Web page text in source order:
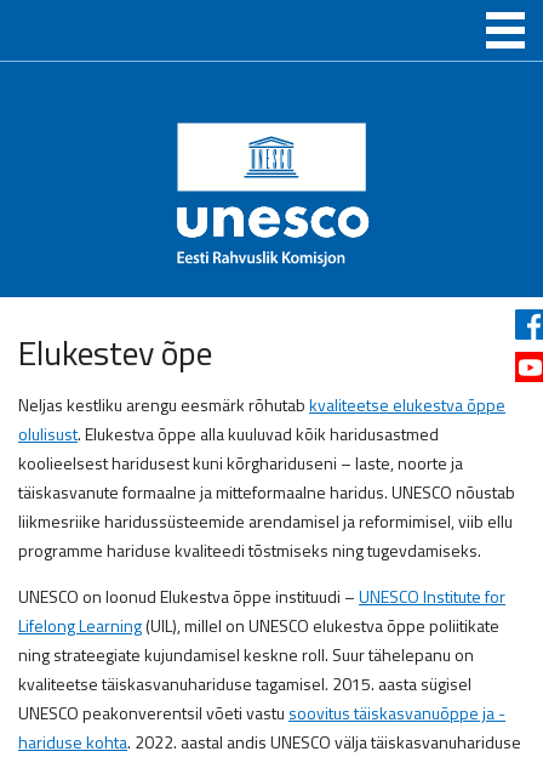
Elukestev õpe
Neljas kestliku arengu eesmärk rõhutabkvaliteetse elukestva õppe
olulisust. Elukestva õppe alla kuuluvad kõik haridusastmed
koolieelsest haridusest kuni kõrghariduseni – laste, noorte ja
täiskasvanute formaalne ja mitteformaalne haridus. UNESCO nõustab
liikmesriike haridussüsteemide arendamisel ja reformimisel, viib ellu
programme hariduse kvaliteedi tõstmiseks ning tugevdamiseks.
UNESCO on loonud Elukestva õppe instituudi –UNESCO Institute for
Lifelong Learning(UIL), millel on UNESCO elukestva õppe poliitikate
ning strateegiate kujundamisel keskne roll. Suur tähelepanu on
kvaliteetse täiskasvanuhariduse tagamisel. 2015. aasta sügisel
UNESCO peakonverentsil võeti vastu soovitus täiskasvanuõppe ja -
hariduse kohta. 2022. aastal andis UNESCO välja täiskasvanuhariduse